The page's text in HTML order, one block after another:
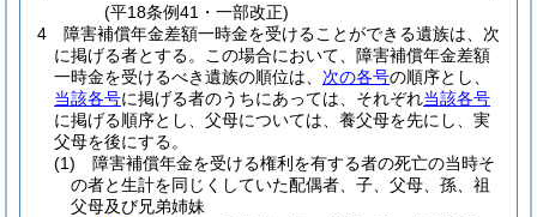
(平18条例41・一部改正)
4
障害補償年金差額一時金を受けることができる遺族は、次
に掲げる者とする。
この場合において、障害補償年金差額
一時金を受けるべき遺族の順位は、 次の各号の順序とし、
当該各号に掲げる者のうちにあっては、それぞれ当該各号
に掲げる順序とし、父母については、養父母を先にし、実
父母を後にする。
(1)
障害補償年金を受ける権利を有する者の死亡の当時そ
の者と生計を同じくしていた配偶者、子、父母、孫、祖
父母及び兄弟姉妹